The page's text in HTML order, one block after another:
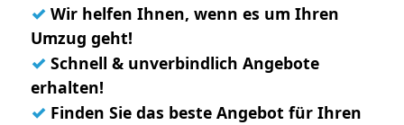
✓ Wir helfen Ihnen, wenn es um Ihren
Umzug geht!
✓ Schnell & unverbindlich Angebote
erhalten!
✓ Finden Sie das beste Angebot für Ihren